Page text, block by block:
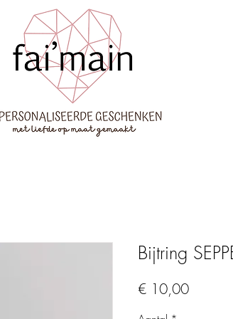
Bijtring
€ 10,00Prijs